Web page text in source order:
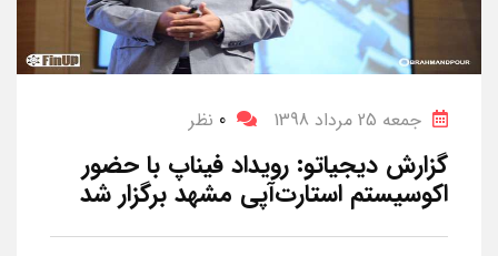
جمعه 25 مرداد 1398 0 نظر
گزارش دیجیاتو: رویداد فیناپ با حضور
اکوسیستم استارت‌آپی مشهد برگزار شد